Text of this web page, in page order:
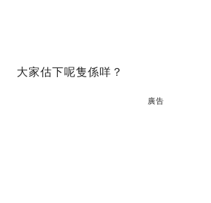
大家估下呢隻係咩？
廣告